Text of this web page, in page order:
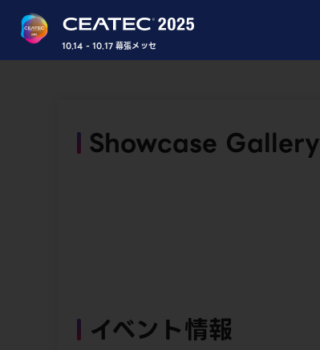
10.14 - 10.17 幕張メッセ
Showcase Gallery
イベント情報